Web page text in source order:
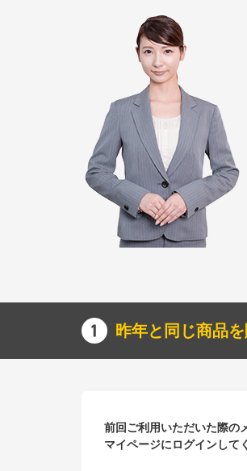
昨年と同じ商品
前回ご利用いただいた際の
マイページにログインして